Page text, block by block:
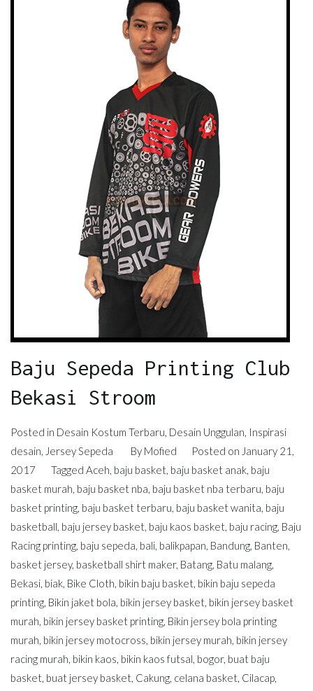
Baju Sepeda Printing Club
Bekasi Stroom
Posted in Desain Kostum Terbaru, Desain Unggulan, Inspirasi
desain, Jersey Sepeda By Mofied Posted on January 21,
2017
Tagged Aceh, baju basket, baju basket anak, baju
basket murah, baju basket nba, baju basket nba terbaru, baju
basket printing, baju basket terbaru, baju basket wanita, baju
basketball, baju jersey basket, baju kaos basket, baju racing, Baju
Racing printing, baju sepeda, bali, balikpapan, Bandung, Banten,
basket jersey, basketball shirt maker, Batang, Batu malang,
Bekasi, biak, Bike Cloth, bikin baju basket, bikin baju sepeda
printing, Bikin jaket bola, bikin jersey basket, bikin jersey basket
murah, bikin jersey basket printing, Bikin jersey bola printing
murah, bikin jersey motocross, bikin jersey murah, bikin jersey
racing murah, bikin kaos, bikin kaos futsal, bogor, buat baju
basket, buat jersey basket, Cakung, celana basket, Cilacap,